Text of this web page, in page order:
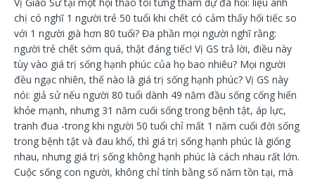
Vị Giáo Sư tại một hội thảo tôi từng tham dự đã hỏi: liệu anh
chị có nghĩ 1 người trẻ 50 tuổi khi chết có cảm thấy hối tiếc so
với 1 người già hơn 80 tuổi? Đa phần mọi người nghĩ rằng:
người trẻ chết sớm quá, thật đáng tiếc! Vị GS trả lời, điều này
tùy vào giá trị sống hạnh phúc của họ bao nhiêu? Mọi người
đều ngạc nhiên, thế nào là giá trị sống hạnh phúc? Vị GS này
nói: giả sử nếu người 80 tuổi dành 49 năm đầu sống cống hiến
khỏe mạnh, nhưng 31 năm cuối sống trong bệnh tật, áp lực,
tranh đua -trong khi người 50 tuổi chỉ mất 1 năm cuối đời sống
trong bệnh tật và đau khổ, thì giá trị sống hạnh phúc là giống
nhau, nhưng giá trị sống không hạnh phúc là cách nhau rất lớn.
Cuộc sống con người, không chỉ tính bằng số năm tồn tại, mà